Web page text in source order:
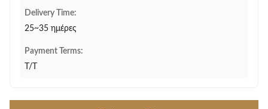
Delivery Time:
25~35 ημέρες
Payment Terms:
T/T